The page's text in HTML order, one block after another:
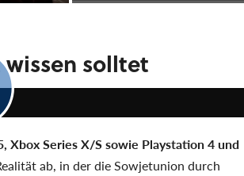
solltet
Xbox Series X/S sowie Playstation 4 und
ab, in der die Sowjetunion durch